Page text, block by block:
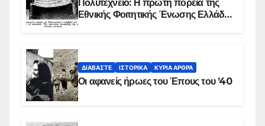
Πολυτεχνείο: Η πρώτη πορεία της
Εθνικής Φοιτητικής Ένωσης Ελλάδος
ΔΙΑΒΆΣΤΕ ΙΣΤΟΡΙΚΆ ΚΥΡΙΑ ΑΡΘΡΑ
Οι αφανείς ήρωες του Έπους του ’40